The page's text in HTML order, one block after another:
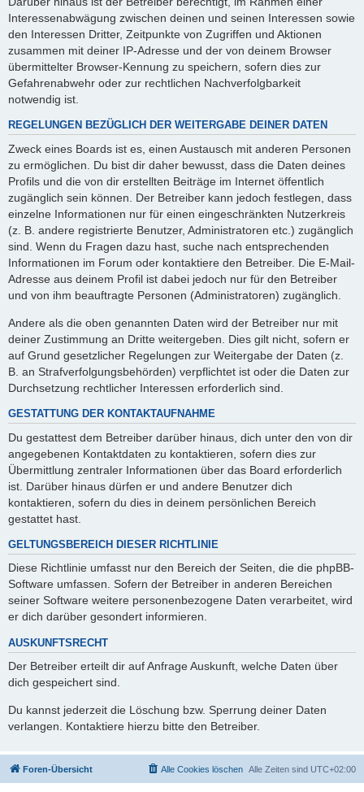
Interessenabwägung zwischen deinen und seinen Interessen sowie
den Interessen Dritter, Zeitpunkte von Zugriffen und Aktionen
zusammen mit deiner IP-Adresse und der von deinem Browser
übermittelter Browser-Kennung zu speichern, sofern dies zur
Gefahrenabwehr oder zur rechtlichen Nachverfolgbarkeit
notwendig ist.
REGELUNGEN BEZÜGLICH DER WEITERGABE DEINER DATEN
Zweck eines Boards ist es, einen Austausch mit anderen Personen
zu ermöglichen. Du bist dir daher bewusst, dass die Daten deines
Profils und die von dir erstellten Beiträge im Internet öffentlich
zugänglich sein können. Der Betreiber kann jedoch festlegen, dass
einzelne Informationen nur für einen eingeschränkten Nutzerkreis
(z. B. andere registrierte Benutzer, Administratoren etc.) zugänglich
sind. Wenn du Fragen dazu hast, suche nach entsprechenden
Informationen im Forum oder kontaktiere den Betreiber. Die E-Mail-
Adresse aus deinem Profil ist dabei jedoch nur für den Betreiber
und von ihm beauftragte Personen (Administratoren) zugänglich.
Andere als die oben genannten Daten wird der Betreiber nur mit
deiner Zustimmung an Dritte weitergeben. Dies gilt nicht, sofern er
auf Grund gesetzlicher Regelungen zur Weitergabe der Daten (z.
B. an Strafverfolgungsbehörden) verpflichtet ist oder die Daten zur
Durchsetzung rechtlicher Interessen erforderlich sind.
GESTATTUNG DER KONTAKTAUFNAHME
Du gestattest dem Betreiber darüber hinaus, dich unter den von dir
angegebenen Kontaktdaten zu kontaktieren, sofern dies zur
Übermittlung zentraler Informationen über das Board erforderlich
ist. Darüber hinaus dürfen er und andere Benutzer dich
kontaktieren, sofern du dies in deinem persönlichen Bereich
gestattet hast.
GELTUNGSBEREICH DIESER RICHTLINIE
Diese Richtlinie umfasst nur den Bereich der Seiten, die die phpBB-
Software umfassen. Sofern der Betreiber in anderen Bereichen
seiner Software weitere personenbezogene Daten verarbeitet, wird
er dich darüber gesondert informieren.
AUSKUNFTSRECHT
Der Betreiber erteilt dir auf Anfrage Auskunft, welche Daten über
dich gespeichert sind.
Du kannst jederzeit die Löschung bzw. Sperrung deiner Daten
verlangen. Kontaktiere hierzu bitte den Betreiber.
Foren-Übersicht Alle Zeiten sind UTC+02:00
Alle Cookies löschen